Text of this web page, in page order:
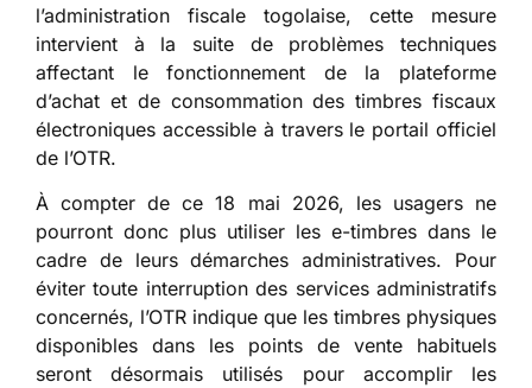
l’administration fiscale togolaise, cette mesure
intervient à la suite de problèmes techniques
affectant le fonctionnement de la plateforme
d’achat et de consommation des timbres fiscaux
électroniques accessible à travers le portail officiel
de l’OTR.
À compter de ce 18 mai 2026, les usagers ne
pourront donc plus utiliser les e-timbres dans le
cadre de leurs démarches administratives. Pour
éviter toute interruption des services administratifs
concernés, l’OTR indique que les timbres physiques
disponibles dans les points de vente habituels
seront désormais utilisés pour accomplir les